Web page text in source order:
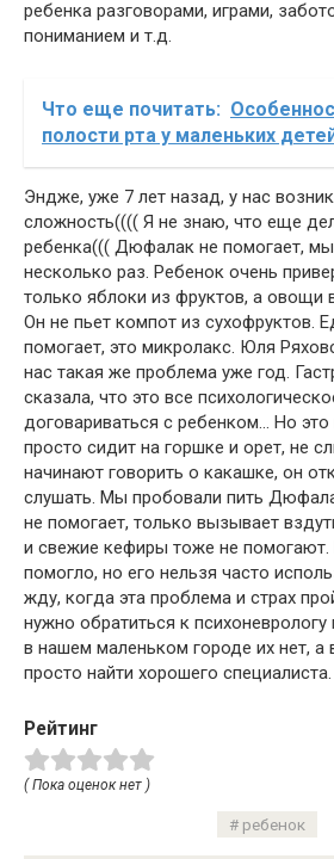
ребенка разговорами, играми,
пониманием и т.д.
Что еще почитать:
полости рта у маленьких
Эндже, уже 7 лет назад, у нас
сложность(((( Я не знаю, что еще
ребенка((( Дюфалак не помогает,
несколько раз. Ребенок очень
только яблоки из фруктов, а
Он не пьет компот из сухофруктов.
помогает, это микролакс. Юля
нас такая же проблема уже год.
сказала, что это все
договариваться с ребенком… Но
просто сидит на горшке и орет, не
начинают говорить о какашке, он
слушать. Мы пробовали пить
не помогает, только вызывает
и свежие кефиры тоже не помогают.
помогло, но его нельзя часто
жду, когда эта проблема и страх
нужно обратиться к
в нашем маленьком городе их нет, а
просто найти хорошего
Рейтинг
( Пока оценок нет )
ребенок